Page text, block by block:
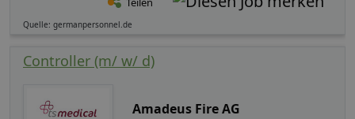
Quelle: germanpersonnel.de
Controller (m/ w/ d)
Amadeus Fire AG